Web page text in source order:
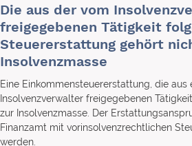
Die aus der vom
freigegebenen Tätigkeit
Steuererstattung gehört
Insolvenzmasse
Eine Einkommensteuererstattung, die aus
Insolvenzverwalter freigegebenen
zur Insolvenzmasse. Der
Finanzamt mit vorinsolvenzrechtlichen
werden.